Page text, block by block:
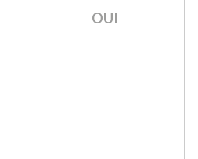
OUI